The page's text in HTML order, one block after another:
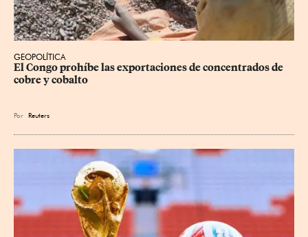
GEOPOLÍTICA
El Congo prohíbe las exportaciones de concentrados de
cobre y cobalto
Por Reuters